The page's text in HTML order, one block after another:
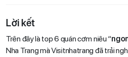
Lời kết
Trên đây là top 6 quán cơm niêu “
Nha Trang mà Visitnhatrang đã trải